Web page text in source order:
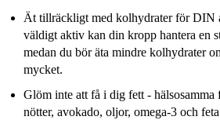
Ät tillräckligt med kolhydrater för DIN
väldigt aktiv kan din kropp hantera en
medan du bör äta mindre kolhydrater
mycket.
Glöm inte att få i dig fett - hälsosamma
nötter, avokado, oljor, omega-3 och